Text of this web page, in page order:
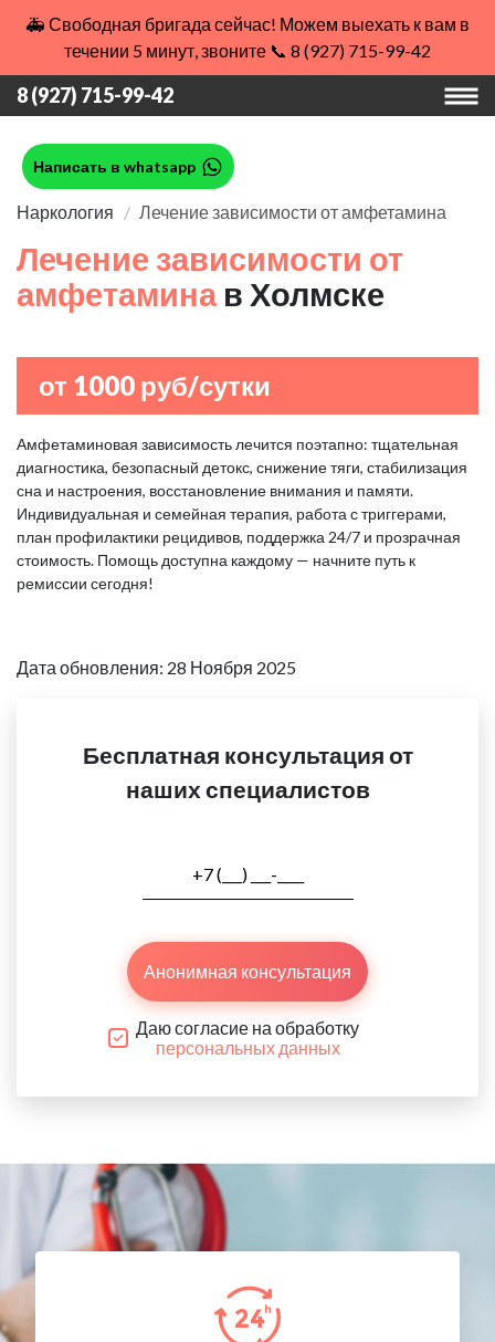
🚑 Свободная бригада сейчас! Можем выехать к вам в
течении 5 минут, звоните 📞 8 (927) 715-99-42
8 (927) 715-99-42
Написать в whatsapp
Наркология Лечение зависимости от амфетамина
Лечение зависимости от
амфетамина в Холмске
от 1000 руб/сутки
Амфетаминовая зависимость лечится поэтапно: тщательная
диагностика, безопасный детокс, снижение тяги, стабилизация
сна и настроения, восстановление внимания и памяти.
Индивидуальная и семейная терапия, работа с триггерами,
план профилактики рецидивов, поддержка 24/7 и прозрачная
стоимость. Помощь доступна каждому — начните путь к
ремиссии сегодня!
Дата обновления: 28 Ноября 2025
Бесплатная консультация от
наших специалистов
Анонимная консультация
Даю согласие на обработку
персональных данных